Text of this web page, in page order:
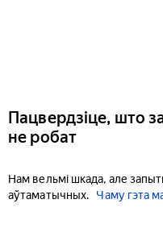
Пацвердзіце, што
не робат
Нам вельмі шкада, але
аўтаматычных.
Чаму гэта